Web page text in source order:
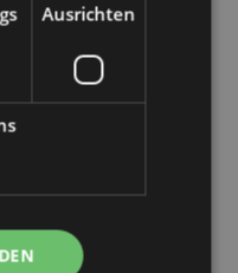
bei Puckator
Leitfaden für
Tiefe 0.1cm
Ausrichten